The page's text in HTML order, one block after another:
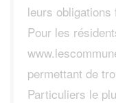
leurs obligations
Pour les
permettant de
Particuliers le